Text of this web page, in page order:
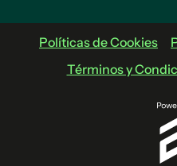
Políticas de Cookies
Términos y